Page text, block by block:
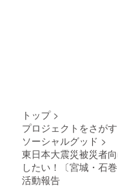
トップ >
プロジェクトをさがす
ソーシャルグッド >
東日本大震災被災者
したい！〔宮城・石巻
活動報告